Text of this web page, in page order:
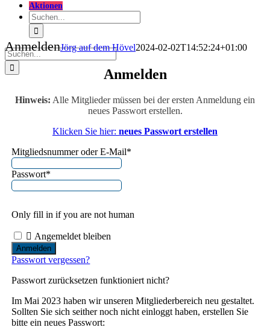
Aktionen
Suche
nach:
Suche
nach:
AnmeldenJörg auf dem Hövel2024-02-02T14:52:24+01:00
Anmelden
Hinweis: Alle Mitglieder müssen bei der ersten Anmeldung ein
neues Passwort erstellen.
Klicken Sie hier: neues Passwort erstellen
Mitgliedsnummer oder E-Mail*
Passwort*
Only fill in if you are not human
Angemeldet bleiben
Passwort vergessen?
Passwort zurücksetzen funktioniert nicht?
Im Mai 2023 haben wir unseren Mitgliederbereich neu gestaltet.
Sollten Sie sich seither noch nicht einloggt haben, erstellen Sie
bitte ein neues Passwort: